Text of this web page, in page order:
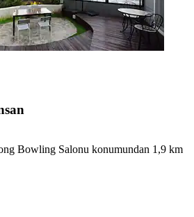
Bowling Salonu konumundan 1,9 km